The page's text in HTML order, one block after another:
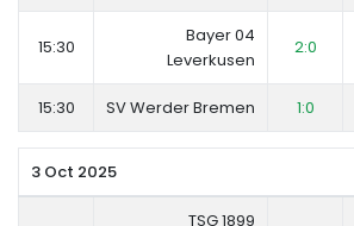
15:30
Bayer 04
Leverkusen
2:0
15:30 SV Werder Bremen 1:0
3 Oct 2025
TSG 1899